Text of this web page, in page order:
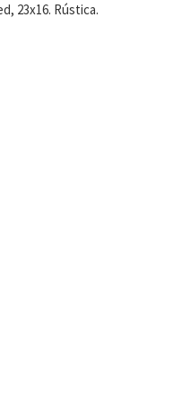
23x16. Rústica.